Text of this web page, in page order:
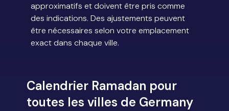
approximatifs et doivent être pris comme
des indications. Des ajustements peuvent
être nécessaires selon votre emplacement
exact dans chaque ville.
Calendrier Ramadan pour
toutes les villes de Germany